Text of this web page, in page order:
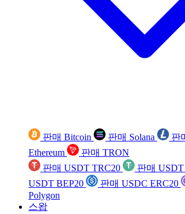
판매 Bitcoin 판매 Solana 판
Ethereum
판매 TRON
판매 USDT TRC20
판매
USDT BEP20
판매 USDC ERC20
Polygon
스왑